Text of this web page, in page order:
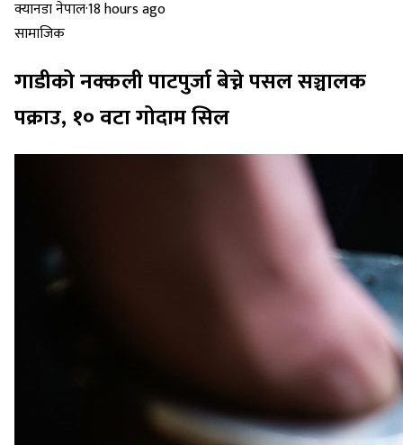
क्यानडा नेपाल·18 hours ago
सामाजिक
गाडीको नक्कली पाटपुर्जा बेच्ने पसल सञ्चालक
पक्राउ, १० वटा गोदाम सिल